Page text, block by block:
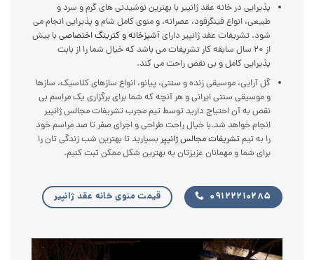
پذیرایی در خانه عقد ژانپیر با بهترین نوشیدنی های گرم و سرد و
طبیعی، انواع فینگرفود، عصرانه، و منوی کامل شام و پذیرایی انجام می
شود. تشریفات عقد ژانپیر دارایآشپزخانه و کترینگ اختصاصیبا بیش
از ۲۰ سال سابقه کار تشریفات می باشد که خیال شما را از بابت
پذیرایی کامل و بی نقص راحت می کند.
گل آرایی، موسیقی زنده و سنتی، پیانو، انواع سازهای کلاسیک، سازها
و موسیقی سنتی ایرانی و هر آنچه که شما برای برگزاری یک مراسم بی
نقص به آن احتیاج دارید توسط تیم مجرب تشریفات مجالس ژانپیر
انجام خواهد شد.با خیال راحت طراحی و اجرای صفر تا صد مراسم خود
را به تیمتشریفات مجالسژانپیِر بسپارید تا بهترین شب زندگی تان را
برای شما و مهمانان عزیزتان به بهترین شکل ممکن ثبت کنیم.
09122210285 قیمت منوی خانه عقد ژانپیر